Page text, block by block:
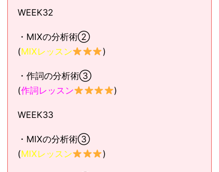
WEEK32
・MIXの分析術②
(MIXレッスン )
・作詞の分析術③
(作詞レッスン )
WEEK33
・MIXの分析術③
(MIXレッスン )